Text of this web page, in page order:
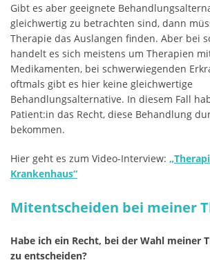
Gibt es aber geeignete
gleichwertig zu betrachten sind, dann
Therapie das Auslangen finden. Aber bei
handelt es sich meistens um Therapien
Medikamenten, bei schwerwiegenden
oftmals gibt es hier keine gleichwertige
Behandlungsalternative. In diesem Fall
Patient:in das Recht, diese Behandlung
bekommen.
Hier geht es zum Video-Interview:
Krankenhaus“
Mitentscheiden bei meiner
Habe ich ein Recht, bei der Wahl meiner
zu entscheiden?